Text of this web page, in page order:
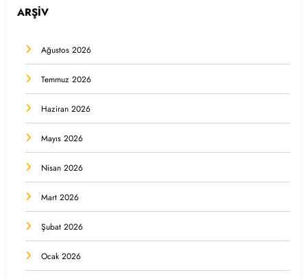
ARŞİV
Ağustos 2026
Temmuz 2026
Haziran 2026
Mayıs 2026
Nisan 2026
Mart 2026
Şubat 2026
Ocak 2026